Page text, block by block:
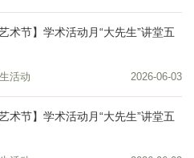
术节】学术活动月“大先生”讲堂五
活动 2026-06-03
术节】学术活动月“大先生”讲堂五